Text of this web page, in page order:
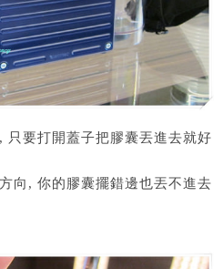
只要打開蓋子把膠囊丟進去就好
向, 你的膠囊擺錯邊也丟不進去